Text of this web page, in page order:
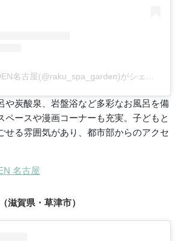
RAKU SPA GARDEN名古屋(@raku_spa_garden)がシェアした投稿
や炭酸泉、岩盤浴など多彩なお風呂を備
ペースや漫画コーナーも充実。子どもと
せる雰囲気があり、都市部からのアクセ
名古屋
滋賀県・草津市）